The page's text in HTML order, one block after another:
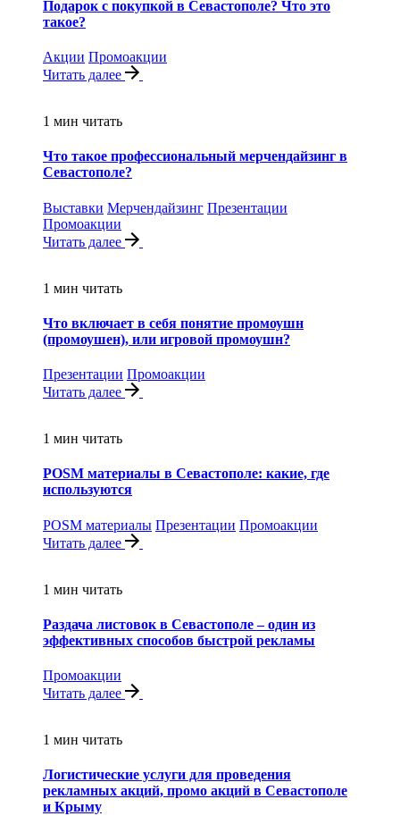
Подарок с покупкой в Севастополе? Что это
такое?
Акции Промоакции
Читать далее
1 мин читать
Что такое профессиональный мерчендайзинг в
Севастополе?
Выставки Мерчендайзинг Презентации
Промоакции
Читать далее
1 мин читать
Что включает в себя понятие промоушн
(промоушен), или игровой промоушн?
Презентации Промоакции
Читать далее
1 мин читать
POSM материалы в Севастополе: какие, где
используются
POSM материалы Презентации Промоакции
Читать далее
1 мин читать
Раздача листовок в Севастополе – один из
эффективных способов быстрой рекламы
Промоакции
Читать далее
1 мин читать
Логистические услуги для проведения
рекламных акций, промо акций в Севастополе
и Крыму